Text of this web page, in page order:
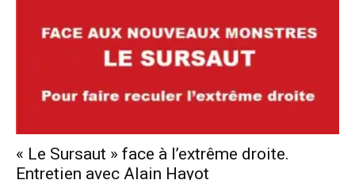
« Le Sursaut » face à l’extrême droite.
Entretien avec Alain Hayot